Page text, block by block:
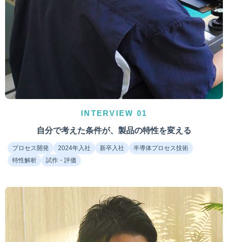
INTERVIEW 01
自分で考えた条件が、製品の特性を変える
プロセス開発 2024年入社 新卒入社
半導体プロセス技術
特性解析
試作・評価